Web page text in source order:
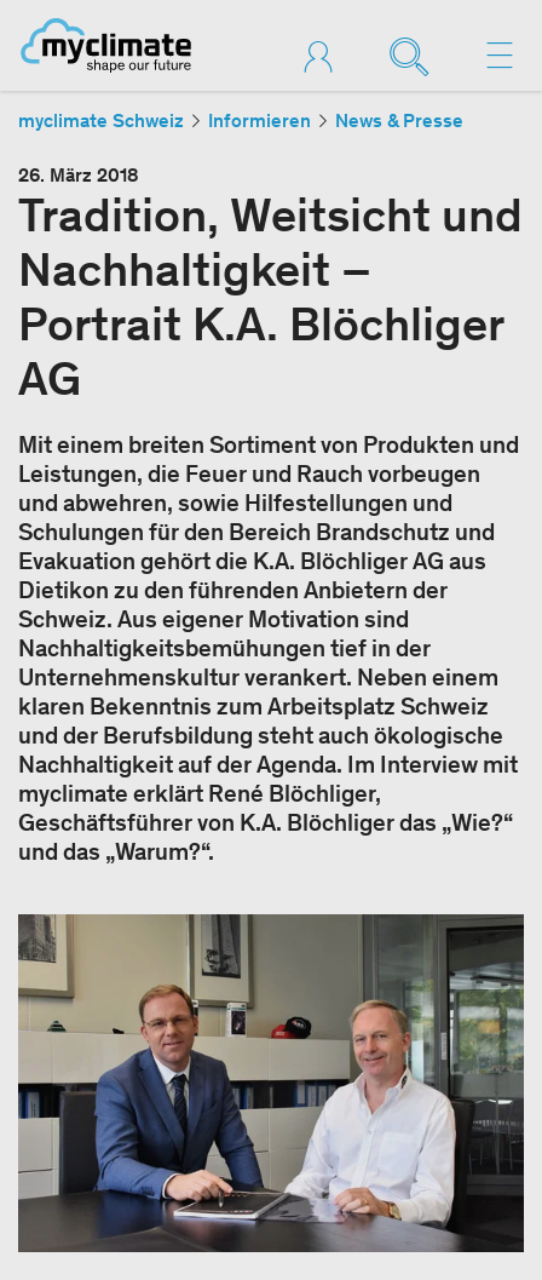
myclimate Schweiz Informieren News & Presse
26. März 2018
Tradition, Weitsicht und
Nachhaltigkeit –
Portrait K.A. Blöchliger
AG
Mit einem breiten Sortiment von Produkten und
Leistungen, die Feuer und Rauch vorbeugen
und abwehren, sowie Hilfestellungen und
Schulungen für den Bereich Brandschutz und
Evakuation gehört die K.A. Blöchliger AG aus
Dietikon zu den führenden Anbietern der
Schweiz. Aus eigener Motivation sind
Nachhaltigkeitsbemühungen tief in der
Unternehmenskultur verankert. Neben einem
klaren Bekenntnis zum Arbeitsplatz Schweiz
und der Berufsbildung steht auch ökologische
Nachhaltigkeit auf der Agenda. Im Interview mit
myclimate erklärt René Blöchliger,
Geschäftsführer von K.A. Blöchliger das „Wie?“
und das „Warum?“.